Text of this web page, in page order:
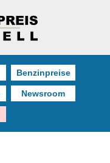
Benzinpreise
Newsroom